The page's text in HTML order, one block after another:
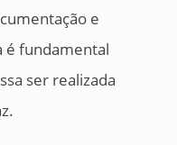
e
é fundamental
ser realizada